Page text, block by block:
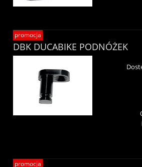
DBK DUCABIKE PODNÓŻEK
promocja
promocja